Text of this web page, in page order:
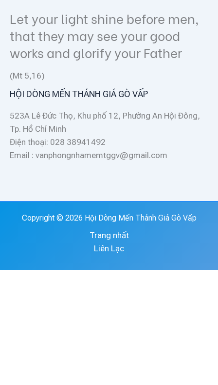
Let your light shine before men,
that they may see your good
works and glorify your Father
(Mt 5,16)
HỘI DÒNG MẾN THÁNH GIÁ GÒ VẤP
523A Lê Đức Thọ, Khu phố 12, Phường An Hội Đông,
Tp. Hồ Chí Minh
Điện thoại: 028 38941492
Email : vanphongnhamemtggv@gmail.com
Copyright © 2026 Hội Dòng Mến Thánh Giá Gò Vấp
Trang nhất
Liên Lạc